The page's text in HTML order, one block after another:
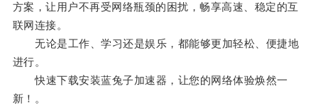
方案，让用户不再受网络瓶颈的困扰，畅享高速、稳定的互
联网连接。
无论是工作、学习还是娱乐，都能够更加轻松、便捷地
进行。
快速下载安装蓝兔子加速器，让您的网络体验焕然一
新！。